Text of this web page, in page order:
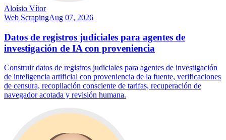
Aloísio Vítor
Web ScrapingAug 07, 2026
Datos de registros judiciales para agentes de
investigación de IA con proveniencia
Construir datos de registros judiciales para agentes de investigación
de inteligencia artificial con proveniencia de la fuente, verificaciones
de censura, recopilación consciente de tarifas, recuperación de
navegador acotada y revisión humana.